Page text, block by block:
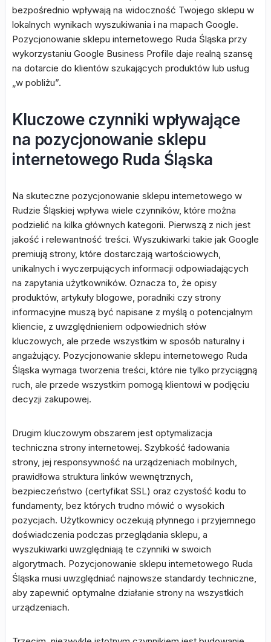
bezpośrednio wpływają na widoczność Twojego sklepu w
lokalnych wynikach wyszukiwania i na mapach Google.
Pozycjonowanie sklepu internetowego Ruda Śląska przy
wykorzystaniu Google Business Profile daje realną szansę
na dotarcie do klientów szukających produktów lub usług
„w pobliżu”.
Kluczowe czynniki wpływające
na pozycjonowanie sklepu
internetowego Ruda Śląska
Na skuteczne pozycjonowanie sklepu internetowego w
Rudzie Śląskiej wpływa wiele czynników, które można
podzielić na kilka głównych kategorii. Pierwszą z nich jest
jakość i relewantność treści. Wyszukiwarki takie jak Google
premiują strony, które dostarczają wartościowych,
unikalnych i wyczerpujących informacji odpowiadających
na zapytania użytkowników. Oznacza to, że opisy
produktów, artykuły blogowe, poradniki czy strony
informacyjne muszą być napisane z myślą o potencjalnym
kliencie, z uwzględnieniem odpowiednich słów
kluczowych, ale przede wszystkim w sposób naturalny i
angażujący. Pozycjonowanie sklepu internetowego Ruda
Śląska wymaga tworzenia treści, które nie tylko przyciągną
ruch, ale przede wszystkim pomogą klientowi w podjęciu
decyzji zakupowej.
Drugim kluczowym obszarem jest optymalizacja
techniczna strony internetowej. Szybkość ładowania
strony, jej responsywność na urządzeniach mobilnych,
prawidłowa struktura linków wewnętrznych,
bezpieczeństwo (certyfikat SSL) oraz czystość kodu to
fundamenty, bez których trudno mówić o wysokich
pozycjach. Użytkownicy oczekują płynnego i przyjemnego
doświadczenia podczas przeglądania sklepu, a
wyszukiwarki uwzględniają te czynniki w swoich
algorytmach. Pozycjonowanie sklepu internetowego Ruda
Śląska musi uwzględniać najnowsze standardy techniczne,
aby zapewnić optymalne działanie strony na wszystkich
urządzeniach.